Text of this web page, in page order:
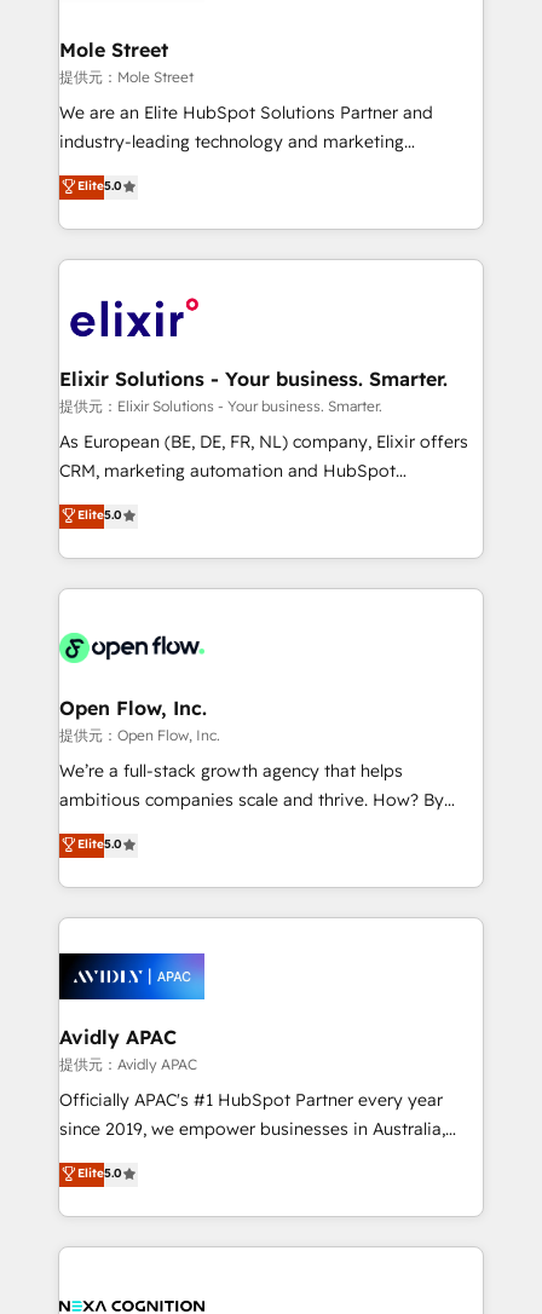
Healthcare: HIPAA implementations; secure data
workflows 💼 Financial Services: compliant
workflows; audit-ready reporting ⚖️ Legal: client
intake; pipeline and document workflows 🛒 E-
revenue automation 🏢 Real Estate: deal pipelines;
portfolio and lifecycle management 🏭
HIPAA-aware; CASL-compliant; GDPR-ready
implementations where required 💡 Why 500+
built to scale.
Mole Street
提供元：Mole Street
We are an Elite HubSpot Solutions Partner and
industry-leading technology and marketing
consultancy. Our focus is on enterprise and mid-
market B2B companies globally that want a strategic
approach to execute their goals through creative
applications of our solutions; Technical HubSpot
Design, Migrations + Integrations. Mole Street’s
greatness, which is achieved through creating
absolute clarity, derived from a well-defined
strategy, executed well, and reported on with clear
results. The culture is driven by core values; Joy, Grit,
Mindedness, and Clarity. We are driven to win for the
collective good of the company and its clientele, and
things are happening.
Elite5.0
Elixir Solutions - Your business. Smarter.
提供元：Elixir Solutions - Your business. Smarter.
As European (BE, DE, FR, NL) company, Elixir offers
CRM, marketing automation and HubSpot
integration products and services to mid-market
and enterprise customers. We ensure that your sales,
service and marketing department operates in the
most effective way, while at the same time
integrated buyers journey. Elixir is located in
and Amsterdam. Elixir is a first mover and leader
when it comes to HubSpot sales and service
implementations, highly renowned for our business
acumen, process (re-)design experience and a
integrate HubSpot with complex solutions like SAP,
MicroSoft, custom solutions,... Our company also has
Retail execution, CPQ, customer portals and
HubSpot CMS developments. And we're champions
Elite5.0
Open Flow, Inc.
提供元：Open Flow, Inc.
We’re a full-stack growth agency that helps
ambitious companies scale and thrive. How? By
upgrading and streamlining every single revenue-
generating aspect of your business. We’re proud
HubSpot Elite Solutions Partners and devout CRM
nerds who can harness HubSpot’s custom digital
experience. Working hand-in-hand with your team,
we’ll assemble a RevOps machine that drives more
traffic, generates better leads and crushes your
revenue goals. We've worked with thousands of
HubSpot customers and we'd love to work with you
too! Clients come to us for: Advanced CRM solutions
HubSpot Data System Migrations between systems
to HubSpot New lead generation strategies Time-
Elite5.0
Avidly APAC
提供元：Avidly APAC
Officially APAC's #1 HubSpot Partner every year
since 2019, we empower businesses in Australia,
New Zealand, and globally to realise their full
potential through enterprise HubSpot CRM
implementation. And we deliver best practice across
the whole HubSpot platform, covering marketing,
all businesses, from start-up to Enterprise, and have
Elite5.0